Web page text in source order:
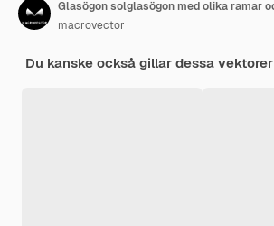
macrovector
Du kanske också gillar dessa vektorer